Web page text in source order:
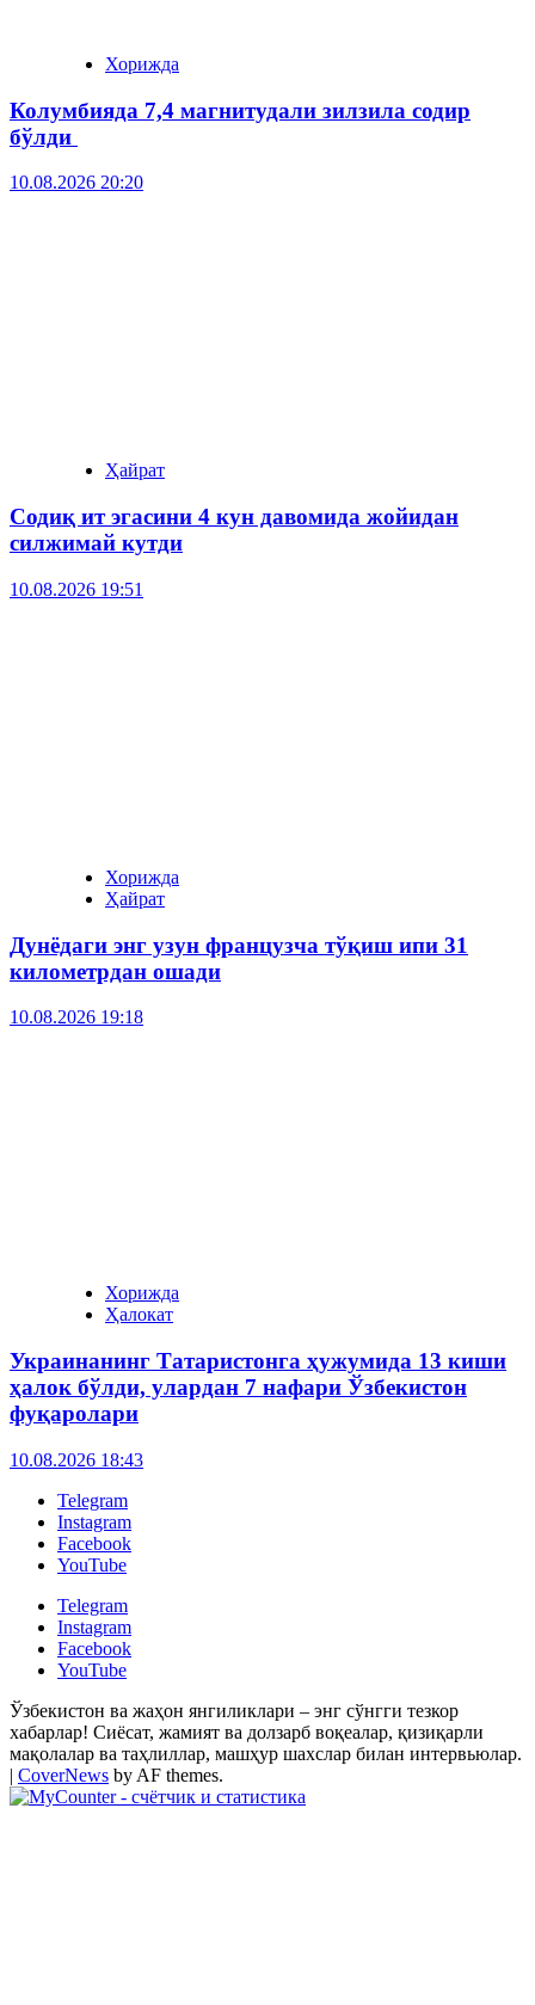
Хорижда
Колумбияда 7,4 магнитудали зилзила содир
бўлди
10.08.2026 20:20
Ҳайрат
Содиқ ит эгасини 4 кун давомида жойидан
силжимай кутди
10.08.2026 19:51
Хорижда
Ҳайрат
Дунёдаги энг узун французча тўқиш ипи 31
километрдан ошади
10.08.2026 19:18
Хорижда
Ҳалокат
Украинанинг Татаристонга ҳужумида 13 киши
ҳалок бўлди, улардан 7 нафари Ўзбекистон
фуқаролари
10.08.2026 18:43
Telegram
Instagram
Facebook
YouTube
Telegram
Instagram
Facebook
YouTube
Ўзбекистон ва жаҳон янгиликлари – энг сўнгги тезкор
хабарлар! Сиёсат, жамият ва долзарб воқеалар, қизиқарли
мақолалар ва таҳлиллар, машҳур шахслар билан интервьюлар.
| CoverNews by AF themes.